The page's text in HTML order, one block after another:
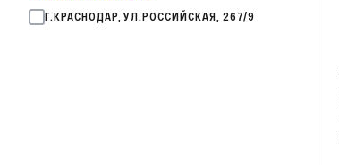
Г.КРАСНОДАР, УЛ.РОССИЙСКАЯ, 267/9